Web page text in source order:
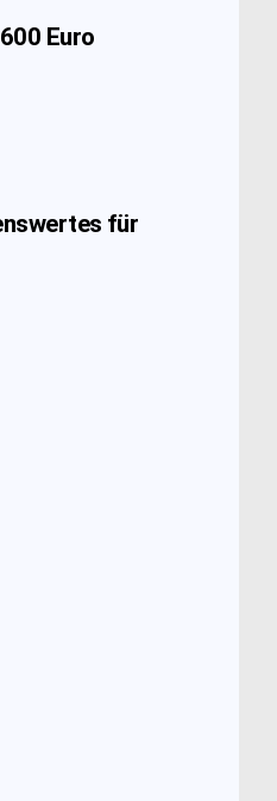
Euro
für